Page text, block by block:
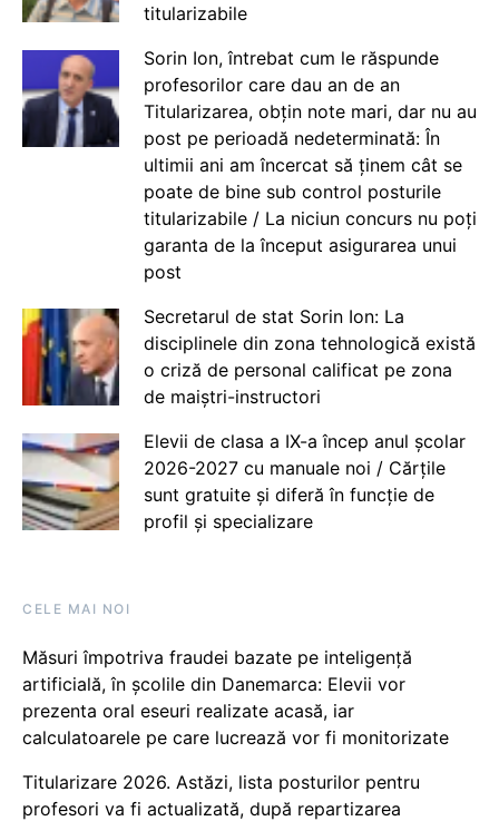
titularizabile
Sorin Ion, întrebat cum le răspunde
profesorilor care dau an de an
Titularizarea, obțin note mari, dar nu au
post pe perioadă nedeterminată: În
ultimii ani am încercat să ținem cât se
poate de bine sub control posturile
titularizabile / La niciun concurs nu poți
garanta de la început asigurarea unui
post
Secretarul de stat Sorin Ion: La
disciplinele din zona tehnologică există
o criză de personal calificat pe zona
de maiștri-instructori
Elevii de clasa a IX-a încep anul școlar
2026-2027 cu manuale noi / Cărțile
sunt gratuite și diferă în funcție de
profil și specializare
CELE MAI NOI
Măsuri împotriva fraudei bazate pe inteligență
artificială, în școlile din Danemarca: Elevii vor
prezenta oral eseuri realizate acasă, iar
calculatoarele pe care lucrează vor fi monitorizate
Titularizare 2026. Astăzi, lista posturilor pentru
profesori va fi actualizată, după repartizarea